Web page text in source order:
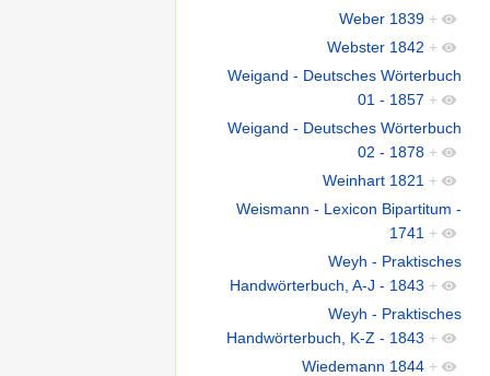
Weber 1839 +
Webster 1842 +
Weigand - Deutsches Wörterbuch
01 - 1857 +
Weigand - Deutsches Wörterbuch
02 - 1878 +
Weinhart 1821 +
Weismann - Lexicon Bipartitum -
1741 +
Weyh - Praktisches
Handwörterbuch, A-J - 1843 +
Weyh - Praktisches
Handwörterbuch, K-Z - 1843 +
Wiedemann 1844 +